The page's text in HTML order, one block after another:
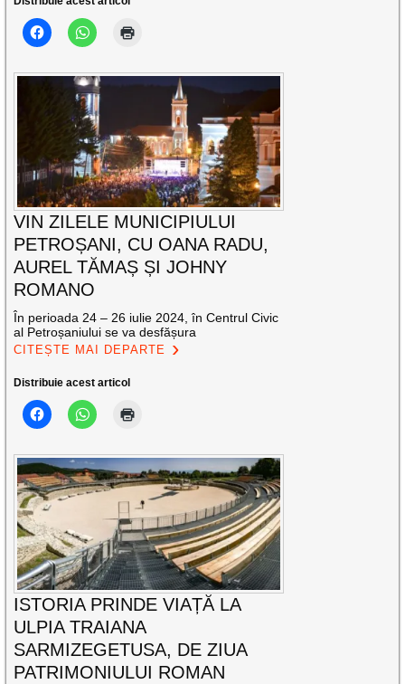
VIN ZILELE MUNICIPIULUI
PETROȘANI, CU OANA RADU,
AUREL TĂMAȘ ȘI JOHNY
ROMANO
În perioada 24 – 26 iulie 2024, în Centrul Civic
al Petroșaniului se va desfășura
CITEȘTE MAI DEPARTE
Distribuie acest articol
ISTORIA PRINDE VIAȚĂ LA
ULPIA TRAIANA
SARMIZEGETUSA, DE ZIUA
PATRIMONIULUI ROMAN